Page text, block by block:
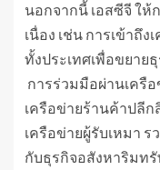
นอกจากนี้ เอสซีจี ให้
เนื่อง เช่น การเข้าถึ
ทั้งประเทศเพื่อขยาย
การร่วมมือผ่านเครือ
เครือข่ายร้านค้าปลีก
เครือข่ายผู้รับเหมา
กับธุรกิจอสังหาริมท